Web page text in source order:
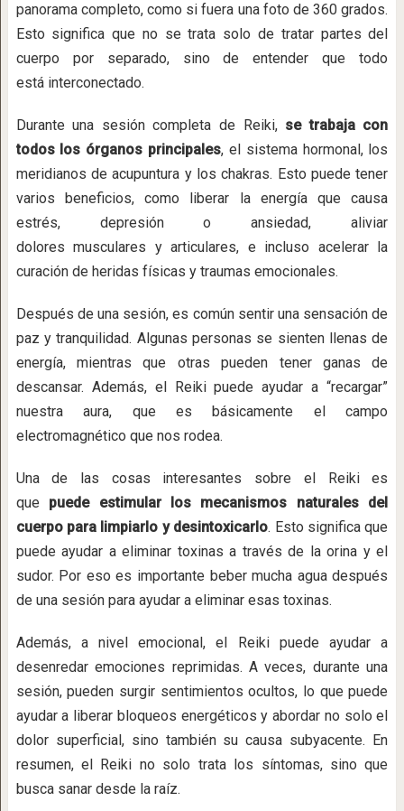
panorama completo, como si fuera una foto de 360 grados.
Esto significa que no se trata solo de tratar partes del
cuerpo por separado, sino de entender que todo
está interconectado.
Durante una sesión completa de Reiki, se trabaja con
todos los órganos principales, el sistema hormonal, los
meridianos de acupuntura y los chakras. Esto puede tener
varios beneficios, como liberar la energía que causa
estrés, depresión o ansiedad, aliviar
dolores musculares y articulares, e incluso acelerar la
curación de heridas físicas y traumas emocionales.
Después de una sesión, es común sentir una sensación de
paz y tranquilidad. Algunas personas se sienten llenas de
energía, mientras que otras pueden tener ganas de
descansar. Además, el Reiki puede ayudar a “recargar”
nuestra aura, que es básicamente el campo
electromagnético que nos rodea.
Una de las cosas interesantes sobre el Reiki es
que puede estimular los mecanismos naturales del
cuerpo para limpiarlo y desintoxicarlo. Esto significa que
puede ayudar a eliminar toxinas a través de la orina y el
sudor. Por eso es importante beber mucha agua después
de una sesión para ayudar a eliminar esas toxinas.
Además, a nivel emocional, el Reiki puede ayudar a
desenredar emociones reprimidas. A veces, durante una
sesión, pueden surgir sentimientos ocultos, lo que puede
ayudar a liberar bloqueos energéticos y abordar no solo el
dolor superficial, sino también su causa subyacente. En
resumen, el Reiki no solo trata los síntomas, sino que
busca sanar desde la raíz.